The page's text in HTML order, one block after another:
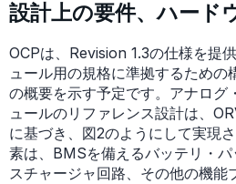
設計上の要件、ハード
OCPは、Revision 1.3の仕様を提
ュール用の規格に準拠するための
の概要を示す予定です。アナログ
ュールのリファレンス設計は、
に基づき、図2のようにして実現
素は、BMSを備えるバッテリ・
スチャージャ回路、その他の機能